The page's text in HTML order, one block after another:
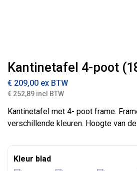
Kantinetafel 4-poot
€ 209,00 ex BTW
€ 252,89 incl BTW
Kantinetafel met 4- poot frame.
verschillende kleuren. Hoogte van
Kleur blad